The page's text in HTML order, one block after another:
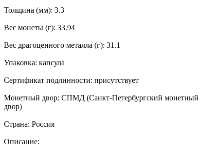
Толщина (мм): 3.3
Вес монеты (г): 33.94
Вес драгоценного металла (г): 31.1
Упаковка: капсула
Сертификат подлинности: присутствует
Монетный двор: СПМД (Санкт-Петербургский монетный
двор)
Страна: Россия
Описание: